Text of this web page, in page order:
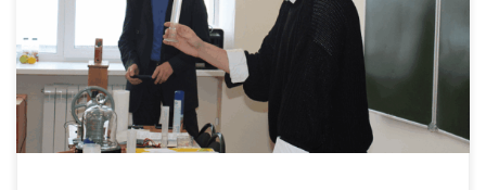
обучающихся применять физические знания на практике,
видеть и уметь объяснять физические явления и процессы